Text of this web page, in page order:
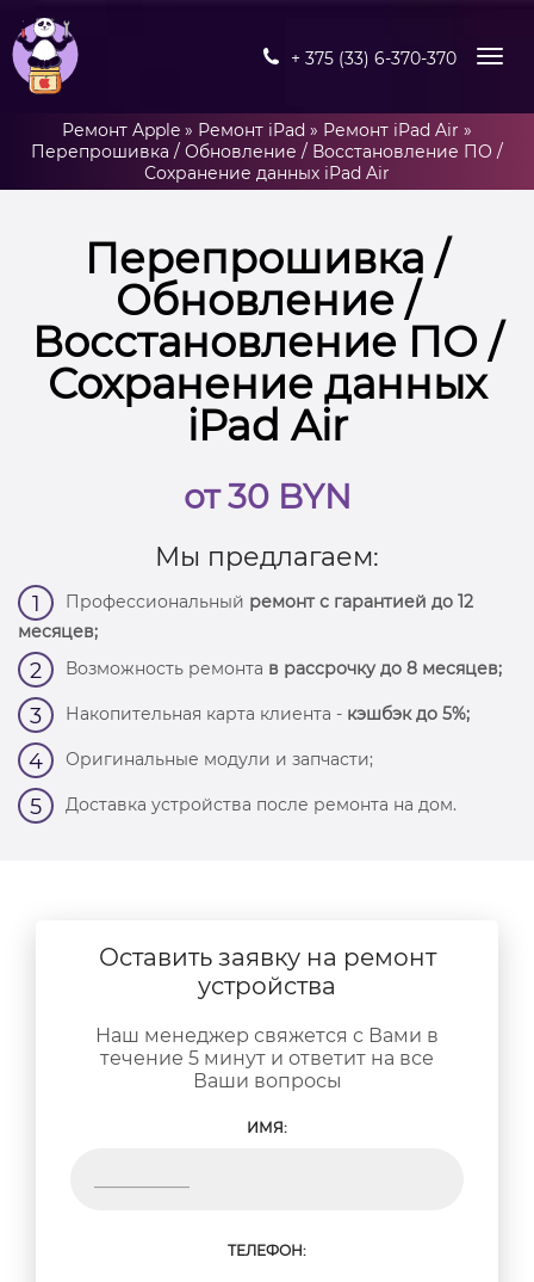
+ 375 (33) 6-370-370
Ремонт Apple » Ремонт iPad » Ремонт iPad Air »
Перепрошивка / Обновление / Восстановление ПО /
Сохранение данных iPad Air
Перепрошивка /
Обновление /
Восстановление ПО /
Сохранение данных
iPad Air
от 30 BYN
Мы предлагаем:
1 Профессиональный ремонт с гарантией до 12
месяцев;
2 Возможность ремонта в рассрочку до 8 месяцев;
3 Накопительная карта клиента - кэшбэк до 5%;
4 Оригинальные модули и запчасти;
5 Доставка устройства после ремонта на дом.
Оставить заявку на ремонт
устройства
Наш менеджер свяжется с Вами в
течение 5 минут и ответит на все
Ваши вопросы
ИМЯ:
ТЕЛЕФОН: